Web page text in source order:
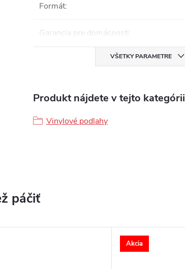
Formát:
Garancia pre domácnosti:
VŠETKY PARAMETRE
Produkt nájdete v tejto kategórii
Vinylové podlahy
Akcia